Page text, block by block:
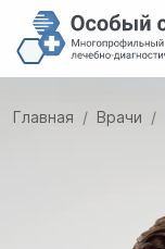
Главная Врачи